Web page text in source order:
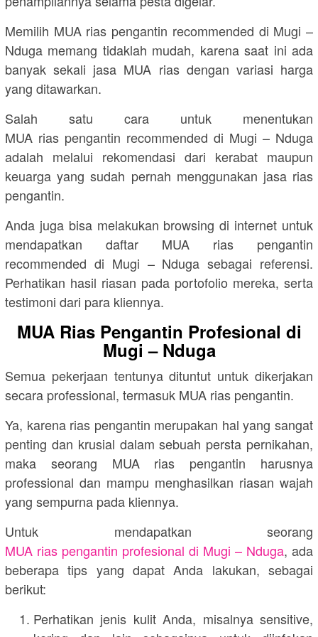
Memilih MUA rias pengantin recommended di Mugi –
Nduga memang tidaklah mudah, karena saat ini ada
banyak sekali jasa MUA rias dengan variasi harga
yang ditawarkan.
Salah satu cara untuk menentukan
MUA rias pengantin recommended di Mugi – Nduga
adalah melalui rekomendasi dari kerabat maupun
keuarga yang sudah pernah menggunakan jasa rias
pengantin.
Anda juga bisa melakukan browsing di internet untuk
mendapatkan daftar MUA rias pengantin
recommended di Mugi – Nduga sebagai referensi.
Perhatikan hasil riasan pada portofolio mereka, serta
testimoni dari para kliennya.
MUA Rias Pengantin Profesional di
Mugi – Nduga
Semua pekerjaan tentunya dituntut untuk dikerjakan
secara professional, termasuk MUA rias pengantin.
Ya, karena rias pengantin merupakan hal yang sangat
penting dan krusial dalam sebuah persta pernikahan,
maka seorang MUA rias pengantin harusnya
professional dan mampu menghasilkan riasan wajah
yang sempurna pada kliennya.
Untuk mendapatkan seorang
MUA rias pengantin profesional di Mugi – Nduga, ada
beberapa tips yang dapat Anda lakukan, sebagai
berikut:
Perhatikan jenis kulit Anda, misalnya sensitive,